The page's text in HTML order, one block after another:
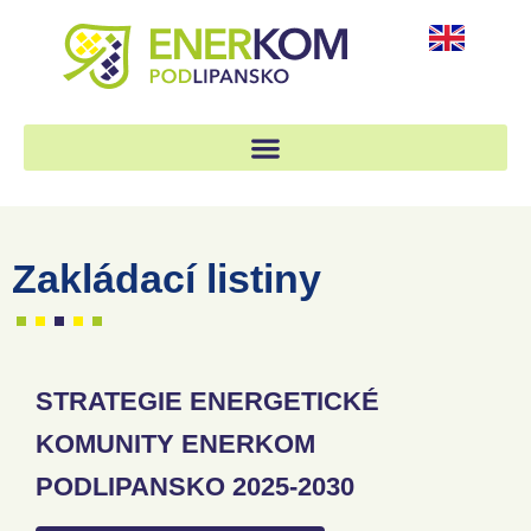
Zakládací listiny
STRATEGIE ENERGETICKÉ
KOMUNITY ENERKOM
PODLIPANSKO 2025-2030